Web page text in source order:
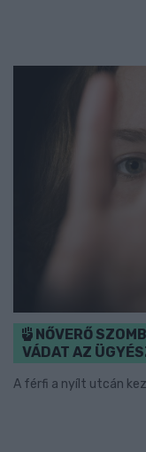
NŐVERŐ
VÁDAT AZ
A férfi a nyílt utcán